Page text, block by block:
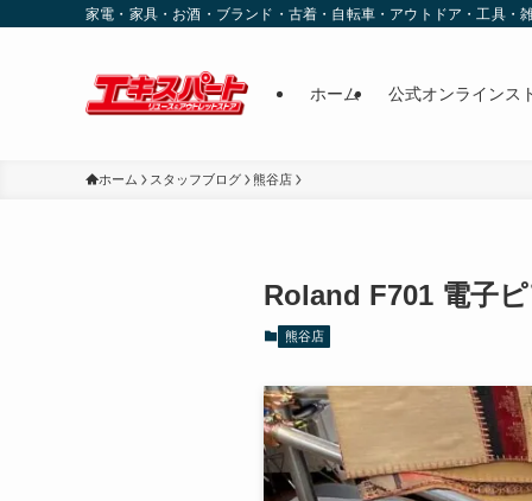
家電・家具・お酒・ブランド・古着・自転車・アウトドア・工具・
ホーム 公式オンラインス
ホーム スタッフブログ 熊谷店
Roland F701 電子
熊谷店